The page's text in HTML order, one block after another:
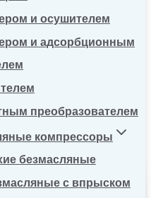
и осушителем
и адсорбционным
преобразователем
компрессоры
безмасляные
с впрыском